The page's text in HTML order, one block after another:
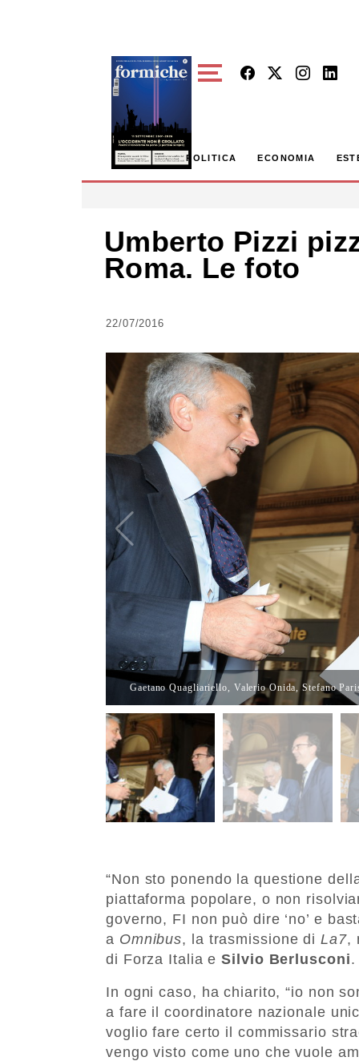
POLITICA ECONOMIA
Umberto Pizzi
Roma. Le foto
22/07/2016
Gaetano Quagliariello, Valerio Onida, Stefano
“Non sto ponendo la questione
piattaforma popolare, o non
governo, FI non può dire ‘no’ e
a Omnibus, la trasmissione diLa7,
di Forza Italia eSilvio Berlusconi.
In ogni caso, ha chiarito, “io non
a fare il coordinatore nazionale
voglio fare certo il commissario
vengo visto come uno che vuole